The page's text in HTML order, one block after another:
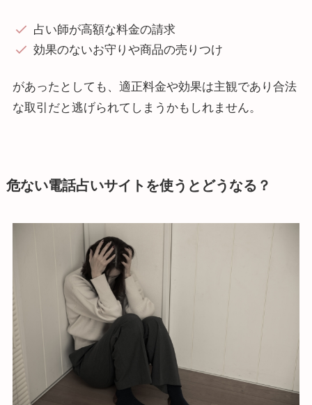
占い師が高額な料金の請求
効果のないお守りや商品の売りつけ
があったとしても、適正料金や効果は主観であり合法
な取引だと逃げられてしまうかもしれません。
危ない電話占いサイトを使うとどうなる？